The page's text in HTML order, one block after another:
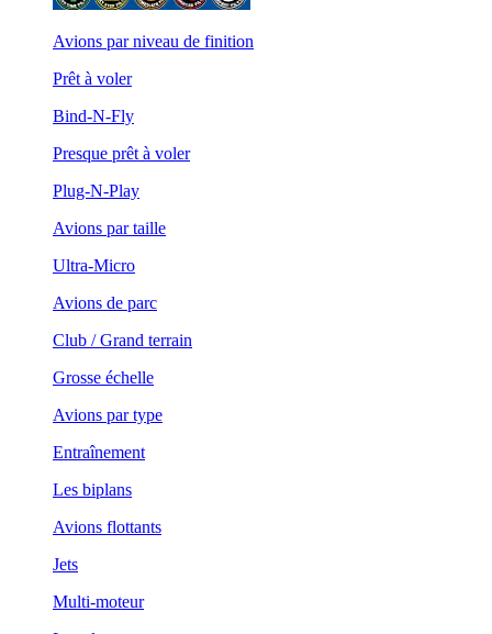
Avions par niveau de finition
Prêt à voler
Bind-N-Fly
Presque prêt à voler
Plug-N-Play
Avions par taille
Ultra-Micro
Avions de parc
Club / Grand terrain
Grosse échelle
Avions par type
Entraînement
Les biplans
Avions flottants
Jets
Multi-moteur